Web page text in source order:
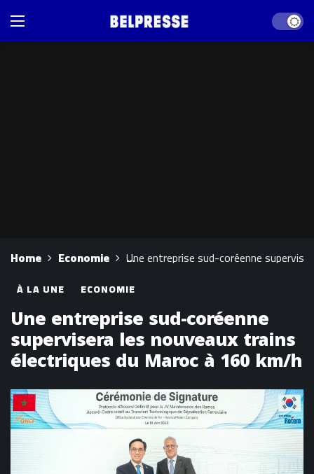
Dark
Home Economie Une entreprise sud-coréenne
À LA UNE ECONOMIE
Une entreprise sud-coréenne
supervisera les nouveaux trains
électriques du Maroc à 160 km/h